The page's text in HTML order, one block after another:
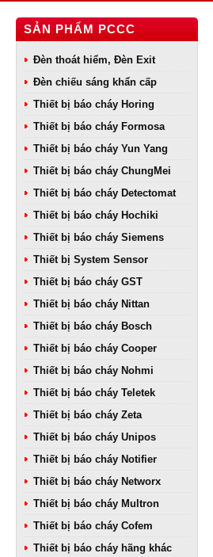
SẢN PHẨM PCCC
Đèn thoát hiểm, Đèn Exit
Đèn chiếu sáng khẩn cấp
Thiết bị báo cháy Horing
Thiết bị báo cháy Formosa
Thiết bị báo cháy Yun Yang
Thiết bị báo cháy ChungMei
Thiết bị báo cháy Detectomat
Thiết bị báo cháy Hochiki
Thiết bị báo cháy Siemens
Thiết bị System Sensor
Thiết bị báo cháy GST
Thiết bị báo cháy Nittan
Thiết bị báo cháy Bosch
Thiết bị báo cháy Cooper
Thiết bị báo cháy Nohmi
Thiết bị báo cháy Teletek
Thiết bị báo cháy Zeta
Thiết bị báo cháy Unipos
Thiết bị báo cháy Notifier
Thiết bị báo cháy Networx
Thiết bị báo cháy Multron
Thiết bị báo cháy Cofem
Thiết bị báo cháy hãng khác